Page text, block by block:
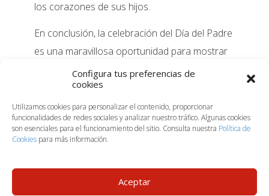
Configura tus preferencias de
cookies
Utilizamos cookies para personalizar el contenido, proporcionar
funcionalidades de redes sociales y analizar nuestro tráfico. Algunas cookies
son esenciales para el funcionamiento del sitio. Consulta nuestra Política de
Cookies para más información.
Aceptar
los corazones de sus hijos.
En conclusión, la celebración del Día del Padre
es una maravillosa oportunidad para mostrar
nuestro agradecimiento y amor. Es un día para
reflexionar sobre la importancia de la figura
paterna y para fortalecer los lazos familiares.
Así que este Día del Padre, aprovecha la
ocasión para hacer sentir especial a tu papá.
atesorarán para siempre. ¡Feliz Día del Padre!